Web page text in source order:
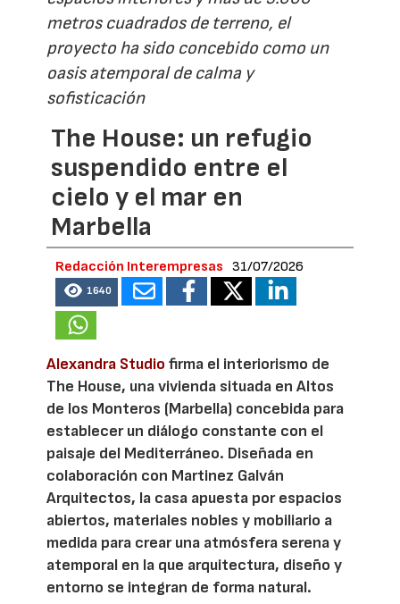
metros cuadrados de terreno, el
proyecto ha sido concebido como un
oasis atemporal de calma y
sofisticación
The House: un refugio
suspendido entre el
cielo y el mar en
Marbella
Redacción Interempresas 31/07/2026
1640
Alexandra Studio firma el interiorismo de
The House, una vivienda situada en Altos
de los Monteros (Marbella) concebida para
establecer un diálogo constante con el
paisaje del Mediterráneo. Diseñada en
colaboración con Martinez Galván
Arquitectos, la casa apuesta por espacios
abiertos, materiales nobles y mobiliario a
medida para crear una atmósfera serena y
atemporal en la que arquitectura, diseño y
entorno se integran de forma natural.